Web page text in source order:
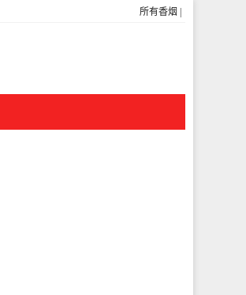
所有香烟